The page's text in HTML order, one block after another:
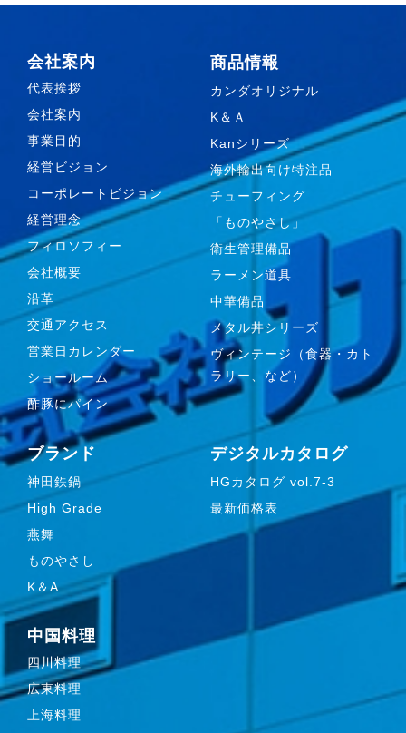
会社案内
代表挨拶
会社案内
事業目的
経営ビジョン
コーポレートビジョン
経営理念
フィロソフィー
会社概要
沿革
交通アクセス
営業日カレンダー
ショールーム
酢豚にパイン
商品情報
カンダオリジナル
K＆Ａ
Kanシリーズ
海外輸出向け特注品
チューフィング
「ものやさし」
衛生管理備品
ラーメン道具
中華備品
メタル丼シリーズ
ヴィンテージ（食器・カト
ラリー、など）
ブランド
神田鉄鍋
High Grade
燕舞
ものやさし
K＆A
デジタルカタログ
HGカタログ vol.7-3
最新価格表
中国料理
四川料理
広東料理
上海料理